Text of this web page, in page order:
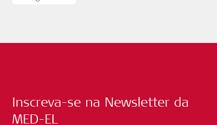
Inscreva-se na Newsletter da
MED-EL